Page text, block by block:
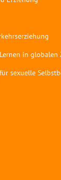
in globalen
sexuelle